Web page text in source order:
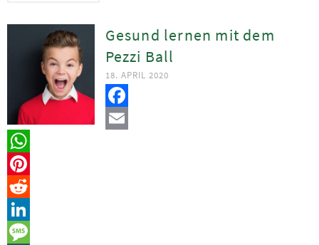
Gesund lernen mit dem
Pezzi Ball
18. APRIL 2020
Facebook
Email
WhatsApp
Pinterest
Reddit
LinkedIn